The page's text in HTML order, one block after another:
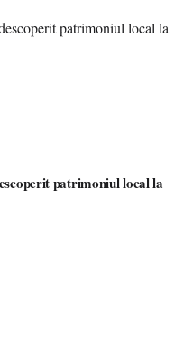
patrimoniul local la